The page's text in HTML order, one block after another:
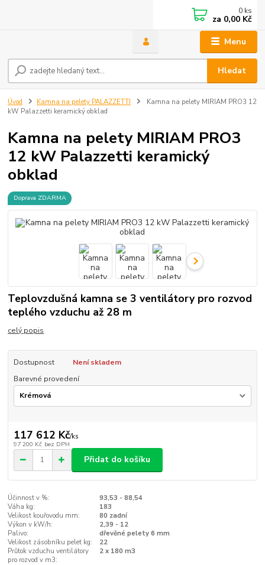
Menu
Hledat
0 ks
za 0,00 Kč
Úvod Kamna na pelety PALAZZETTI
Kamna na pelety MIRIAM PRO3 12
kW Palazzetti keramický obklad
Kamna na pelety MIRIAM PRO3
12 kW Palazzetti keramický
obklad
Doprava ZDARMA
Teplovzdušná kamna se 3 ventilátory pro rozvod
teplého vzduchu až 28 m
celý popis
Dostupnost
Není skladem
Barevné provedení
117 612 Kč/ks
97 200 Kč bez DPH
Přidat do košíku
Účinnost v %:
93,53 - 88,54
Váha kg:
183
Velikost kouřovodu mm:
80 zadní
Výkon v kW/h:
2,39 - 12
Palivo:
dřevěné pelety 6 mm
Velikost zásobníku pelet kg:
22
Průtok vzduchu ventilátory
pro rozvod v m3:
2 x 180 m3